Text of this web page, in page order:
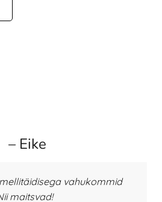
– Eike
vahukommid
maitsvad!